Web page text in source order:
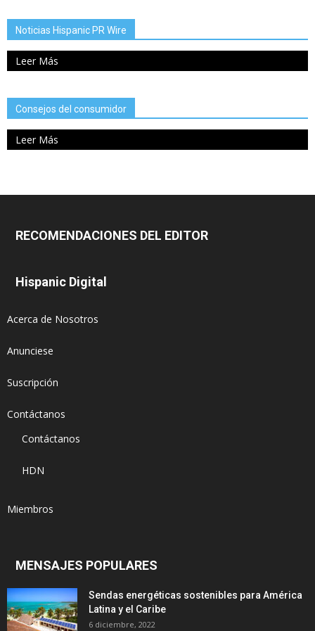
Noticias Hispanic PR Wire
Leer Más
Consejos del consumidor
Leer Más
RECOMENDACIONES DEL EDITOR
Hispanic Digital
Acerca de Nosotros
Anunciese
Suscripción
Contáctanos
Contáctanos
HDN
Miembros
MENSAJES POPULARES
Sendas energéticas sostenibles para América
Latina y el Caribe
6 diciembre, 2022